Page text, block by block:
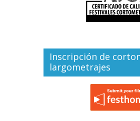
Inscripción de
largometrajes